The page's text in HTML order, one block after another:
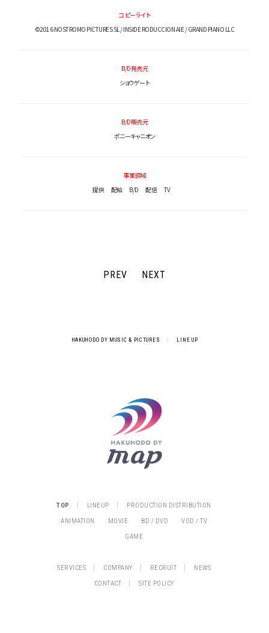
コピーライト
©2016 NOSTROMO PICTURES SL / INSIDE RODUCCION AIE / GRAND PIANO LLC
B/D発売元
ショウゲート
B/D販売元
ポニーキャニオン
事業領域
提供
配給 B/D 配信 TV
PREV NEXT
HAKUHODO DY MUSIC & PICTURES LINE UP
TOP LINEUP
PRODUCTION DISTRIBUTION
ANIMATION
MOVIE BD / DVD
VOD / TV
GAME
SERVICES COMPANY RECRUIT
NEWS
CONTACT
SITE POLICY